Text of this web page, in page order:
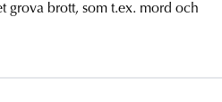
grova brott, som t.ex. mord och